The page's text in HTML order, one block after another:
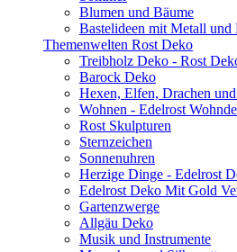
Blumen und Bäume
Bastelideen mit Metall und
Themenwelten Rost Deko
Treibholz Deko - Rost
Barock Deko
Hexen, Elfen, Drachen
Wohnen - Edelrost
Rost Skulpturen
Sternzeichen
Sonnenuhren
Herzige Dinge - Edelrost
Edelrost Deko Mit Gold
Gartenzwerge
Allgäu Deko
Musik und Instrumente